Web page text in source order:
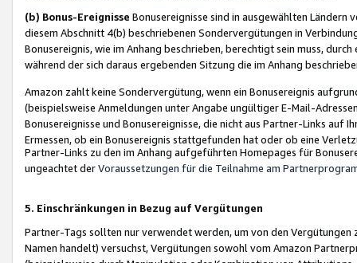
(b) Bonus-Ereignisse Bonusereignisse sind in ausgewählten Ländern
diesem Abschnitt 4(b) beschriebenen Sondervergütungen in
Bonusereignis, wie im Anhang beschrieben, berechtigt sein muss,
während der sich daraus ergebenden Sitzung die im Anhang
Amazon zahlt keine Sondervergütung, wenn ein Bonusereignis
(beispielsweise Anmeldungen unter Angabe ungültiger E-Mail-
Bonusereignisse und Bonusereignisse, die nicht aus Partner-Links auf
Ermessen, ob ein Bonusereignis stattgefunden hat oder ob eine
Partner-Links zu den im Anhang aufgeführten Homepages für
ungeachtet derVoraussetzungen für die Teilnahme am
5. Einschränkungen in Bezug auf Vergütungen
Partner-Tags sollten nur verwendet werden, um von den
Namen handelt) versuchst, Vergütungen sowohl vom Amazon